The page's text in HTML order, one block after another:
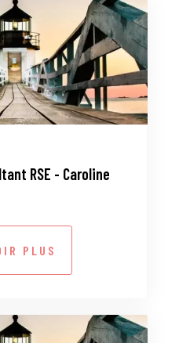
RSE - Caroline
PLUS